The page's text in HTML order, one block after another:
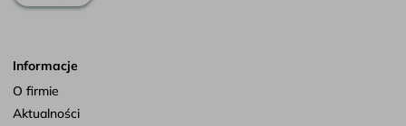
Informacje
O firmie
Aktualności